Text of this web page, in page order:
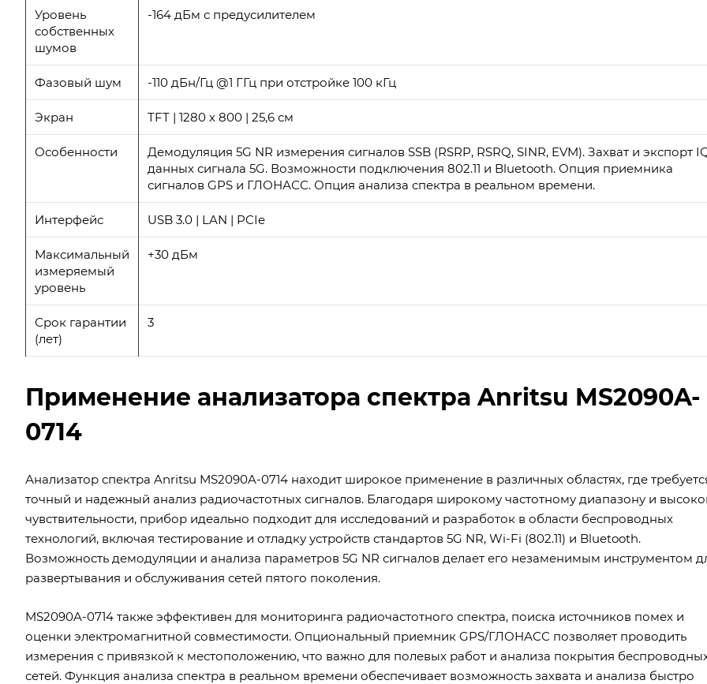
Уровень
собственных
шумов
-164 дБм с предусилителем
Фазовый шум -110 дБн/Гц @1 ГГц при отстройке 100 кГц
Экран TFT | 1280 х 800 | 25,6 см
Особенности
Демодуляция 5G NR измерения сигналов SSB (RSRP, RSRQ, SINR, EVM). Захват и экспорт
данных сигнала 5G. Возможности подключения 802.11 и Bluetooth. Опция приемника
сигналов GPS и ГЛОНАСС. Опция анализа спектра в реальном времени.
Интерфейс USB 3.0 | LAN | PCIe
Максимальный
измеряемый
уровень
+30 дБм
Срок гарантии
(лет)
3
Применение анализатора спектра Anritsu MS2090A-
0714
Анализатор спектра Anritsu MS2090A-0714 находит широкое применение в различных областях, где
точный и надежный анализ радиочастотных сигналов. Благодаря широкому частотному диапазону и
чувствительности, прибор идеально подходит для исследований и разработок в области беспроводных
технологий, включая тестирование и отладку устройств стандартов 5G NR, Wi-Fi (802.11) и Bluetooth.
Возможность демодуляции и анализа параметров 5G NR сигналов делает его незаменимым инструментом
развертывания и обслуживания сетей пятого поколения.
MS2090A-0714 также эффективен для мониторинга радиочастотного спектра, поиска источников помех и
оценки электромагнитной совместимости. Опциональный приемник GPS/ГЛОНАСС позволяет проводить
измерения с привязкой к местоположению, что важно для полевых работ и анализа покрытия
сетей. Функция анализа спектра в реальном времени обеспечивает возможность захвата и анализа быстро